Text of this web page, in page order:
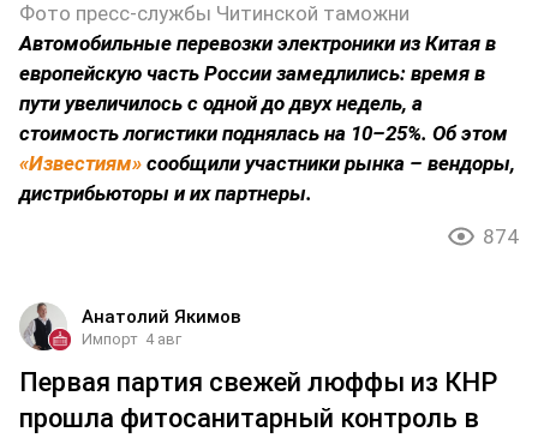
Фото пресс-службы Читинской таможни
Автомобильные перевозки электроники из Китая в
европейскую часть России замедлились: время в
пути увеличилось с одной до двух недель, а
стоимость логистики поднялась на 10–25%. Об этом
«Известиям» сообщили участники рынка – вендоры,
дистрибьюторы и их партнеры.
874
Анатолий Якимов
Импорт 4 авг
Первая партия свежей люффы из КНР
прошла фитосанитарный контроль в